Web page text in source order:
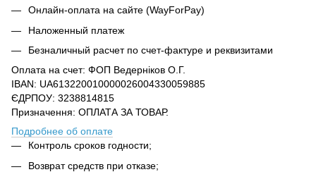
Онлайн-оплата на сайте (WayForPay)
Наложенный платеж
Безналичный расчет по счет-фактуре и реквизитами
Оплата на счет: ФОП Ведерніков О.Г.
IBAN: UA613220010000026004330059885
ЄДРПОУ: 3238814815
Призначення: ОПЛАТА ЗА ТОВАР.
Подробнее об оплате
Контроль сроков годности;
Возврат средств при отказе;